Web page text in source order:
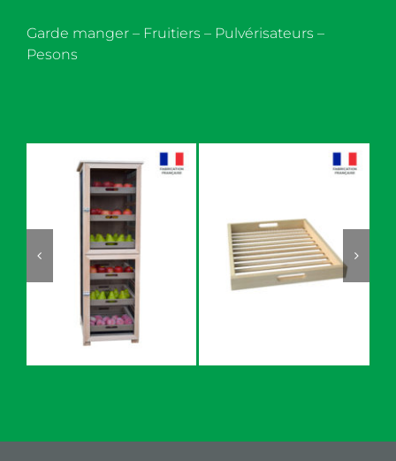
Garde manger – Fruitiers – Pulvérisateurs –
Pesons
Lot 5 Tiroirs